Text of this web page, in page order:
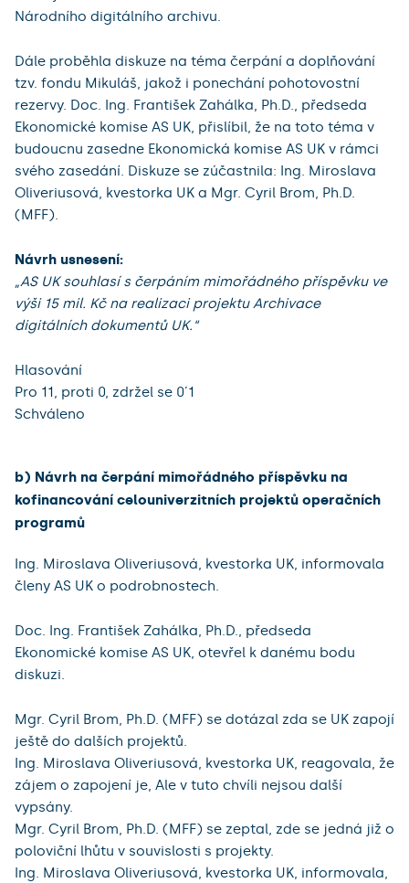
Národního digitálního archivu.
Dále proběhla diskuze na téma čerpání a doplňování
tzv. fondu Mikuláš, jakož i ponechání pohotovostní
rezervy. Doc. Ing. František Zahálka, Ph.D., předseda
Ekonomické komise AS UK, přislíbil, že na toto téma v
budoucnu zasedne Ekonomická komise AS UK v rámci
svého zasedání. Diskuze se zúčastnila: Ing. Miroslava
Oliveriusová, kvestorka UK a Mgr. Cyril Brom, Ph.D.
(MFF).
Návrh usnesení:
„AS UK souhlasí s čerpáním mimořádného příspěvku ve
výši 15 mil. Kč na realizaci projektu Archivace
digitálních dokumentů UK.“
Hlasování
Pro 11, proti 0, zdržel se 0´1
Schváleno
b) Návrh na čerpání mimořádného příspěvku na
kofinancování celouniverzitních projektů operačních
programů
Ing. Miroslava Oliveriusová, kvestorka UK, informovala
členy AS UK o podrobnostech.
Doc. Ing. František Zahálka, Ph.D., předseda
Ekonomické komise AS UK, otevřel k danému bodu
diskuzi.
Mgr. Cyril Brom, Ph.D. (MFF) se dotázal zda se UK zapojí
ještě do dalších projektů.
Ing. Miroslava Oliveriusová, kvestorka UK, reagovala, že
zájem o zapojení je, Ale v tuto chvíli nejsou další
vypsány.
Mgr. Cyril Brom, Ph.D. (MFF) se zeptal, zde se jedná již o
poloviční lhůtu v souvislosti s projekty.
Ing. Miroslava Oliveriusová, kvestorka UK, informovala,